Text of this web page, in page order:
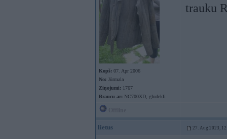
Kopš: 07. Apr 2006
No: Jūrmala
Ziņojumi: 1767
Braucu ar: NC700XD, gludekli
trauku
lietus 27. Aug 2023,